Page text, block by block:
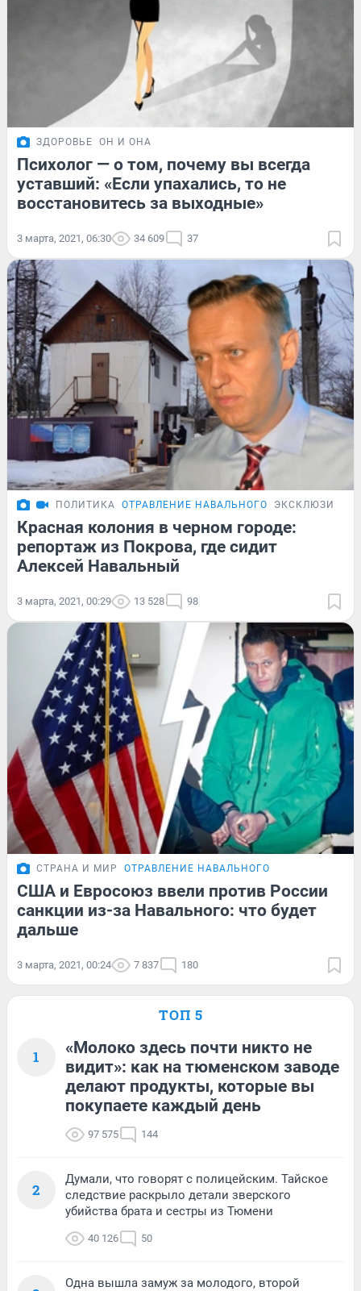
ЗДОРОВЬЕ ОН И ОНА
Психолог — о том, почему вы всегда
уставший: «Если упахались, то не
восстановитесь за выходные»
3 марта, 2021, 06:30 34 609 37
ПОЛИТИКА ОТРАВЛЕНИЕ НАВАЛЬНОГО ЭКСКЛЮЗИВ
Красная колония в черном городе:
репортаж из Покрова, где сидит
Алексей Навальный
3 марта, 2021, 00:29 13 528 98
СТРАНА И МИР ОТРАВЛЕНИЕ НАВАЛЬНОГО
США и Евросоюз ввели против России
санкции из-за Навального: что будет
дальше
3 марта, 2021, 00:24 7 837 180
ТОП 5
1
«Молоко здесь почти никто не
видит»: как на тюменском заводе
делают продукты, которые вы
покупаете каждый день
97 575 144
2
Думали, что говорят с полицейским. Тайское
следствие раскрыло детали зверского
убийства брата и сестры из Тюмени
40 126 50
Одна вышла замуж за молодого, второй